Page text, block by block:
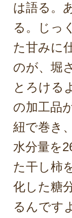
は語る。
る。じっ
た甘みに
のが、堀
とろける
の加工品
紐で巻き
水分量を
た干し柿
化した糖
るんです